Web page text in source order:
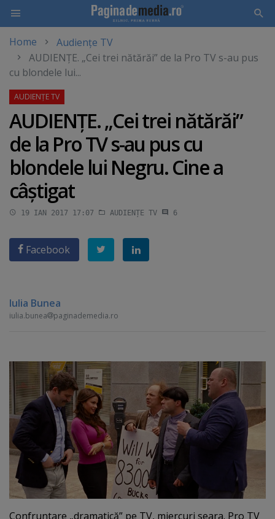
main
content
Home
Audiențe TV
AUDIENŢE. „Cei trei nătărăi” de la Pro TV s-au pus
cu blondele lui...
AUDIENŢE. „Cei trei nătărăi”
de la Pro TV s-au pus cu
blondele lui Negru. Cine a
câştigat
19 IAN 2017 17:07 AUDIENȚE TV 6
Facebook
Iulia Bunea
iulia.bunea paginademedia.ro
Confruntare „dramatică” pe TV, miercuri seara. Pro TV